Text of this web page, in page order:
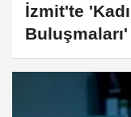
İzmit'te